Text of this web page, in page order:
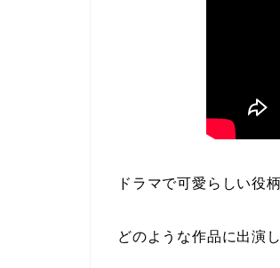
ドラマで可愛らしい役
どのような作品に出演